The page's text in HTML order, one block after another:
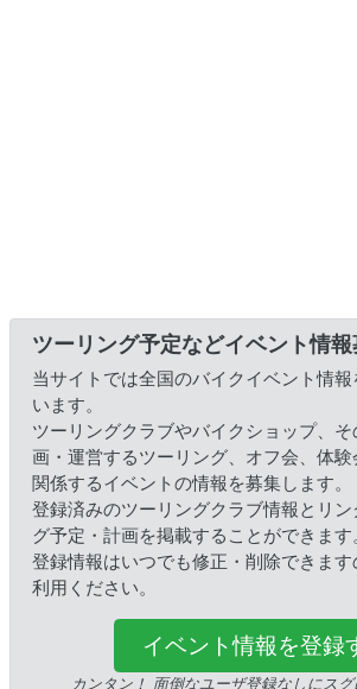
ツーリング予定などイベント情
当サイトでは全国のバイクイベント情
います。
ツーリングクラブやバイクショップ、
画・運営するツーリング、オフ会、体
関係するイベントの情報を募集します。
登録済みのツーリングクラブ情報とリ
グ予定・計画を掲載することができます
登録情報はいつでも修正・削除できま
利用ください。
イベント情報を登録
カンタン！ 面倒なユーザ登録なしにスグ